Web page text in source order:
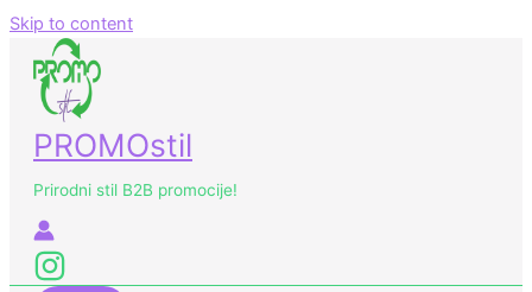
Skip to content
PROMOstil
Prirodni stil B2B promocije!